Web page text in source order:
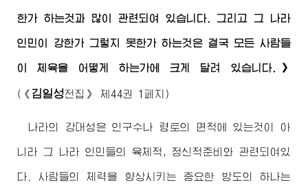
한가 하는것과 많이 관련되여 있습니다. 그리고 그 나라
인민이 강한가 그렇지 못한가 하는것은 결국 모든 사람들
이 체육을 어떻게 하는가에 크게 달려 있습니다.》
( 《 김일성전집》 제44권 1페지)
나라의 강대성은 인구수나 령토의 면적에 있는것이 아
니라 그 나라 인민들의 육체적, 정신적준비와 관련되여있
다. 사람들의 체력을 향상시키는 중요한 방도의 하나는